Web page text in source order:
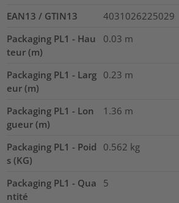
EAN13 / GTIN13
4031026225029
Packaging PL1 - Hau
teur (m)
0.03 m
Packaging PL1 - Larg
eur (m)
0.23 m
Packaging PL1 - Lon
gueur (m)
1.36 m
Packaging PL1 - Poid
s (KG)
0.562 kg
Packaging PL1 - Qua
ntité
5